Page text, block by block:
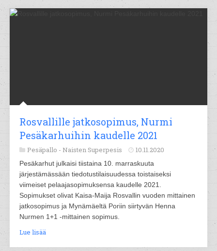
Rosvallille jatkosopimus, Nurmi
Pesäkarhuihin kaudelle 2021
Pesäpallo - Naisten Superpesis 10.11.2020
Pesäkarhut julkaisi tiistaina 10. marraskuuta
järjestämässään tiedotustilaisuudessa toistaiseksi
viimeiset pelaajasopimuksensa kaudelle 2021.
Sopimukset olivat Kaisa-Maija Rosvallin vuoden mittainen
jatkosopimus ja Mynämäeltä Poriin siirtyvän Henna
Nurmen 1+1 -mittainen sopimus.
Lue lisää